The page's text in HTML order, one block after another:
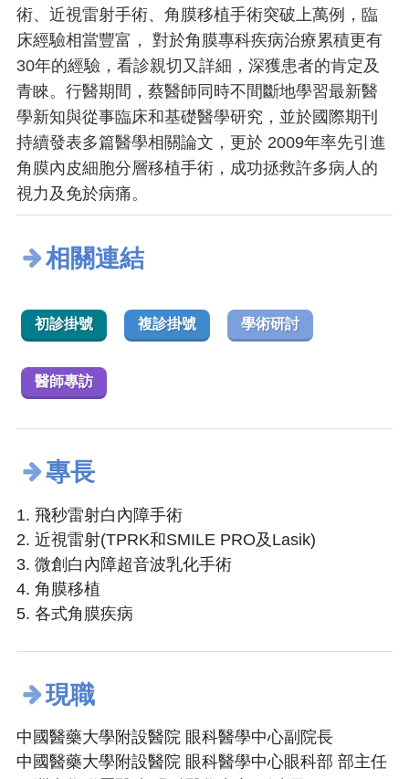
術、近視雷射手術、角膜移植手術突破上萬例，臨
床經驗相當豐富， 對於角膜專科疾病治療累積更有
30年的經驗，看診親切又詳細，深獲患者的肯定及
青睞。行醫期間，蔡醫師同時不間斷地學習最新醫
學新知與從事臨床和基礎醫學研究，並於國際期刊
持續發表多篇醫學相關論文，更於 2009年率先引進
角膜內皮細胞分層移植手術，成功拯救許多病人的
視力及免於病痛。
相關連結
初診掛號 複診掛號 學術研討
醫師專訪
專長
1. 飛秒雷射白內障手術
2. 近視雷射(TPRK和SMILE PRO及Lasik)
3. 微創白內障超音波乳化手術
4. 角膜移植
5. 各式角膜疾病
現職
中國醫藥大學附設醫院 眼科醫學中心副院長
中國醫藥大學附設醫院 眼科醫學中心眼科部 部主任